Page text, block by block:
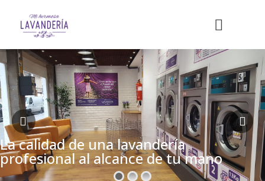
La calidad de una lavandería
profesional al alcance de tu mano